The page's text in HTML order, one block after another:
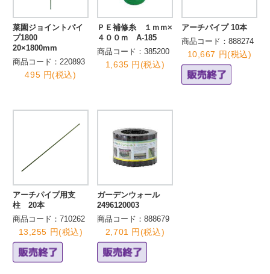
菜園ジョイントパイ
プ1800
20×1800mm
商品コード：220893
495 円(税込)
ＰＥ補修糸 １ｍｍ×
４００ｍ A-185
商品コード：385200
1,635 円(税込)
アーチパイプ 10本
商品コード：888274
10,667 円(税込)
アーチパイプ用支
柱 20本
商品コード：710262
13,255 円(税込)
ガーデンウォール
2496120003
商品コード：888679
2,701 円(税込)